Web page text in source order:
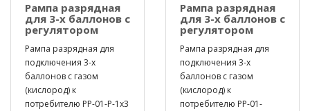
Рампа разрядная
для 3-х баллонов с
регулятором
Рампа разрядная для
подключения 3-х
баллонов с газом
(кислород) к
потребителю РР-01-Р-1х3
Рампа разрядная
для 3-х баллонов с
регулятором
Рампа разрядная для
подключения 3-х
баллонов с газом
(кислород) к
потребителю РР-01-